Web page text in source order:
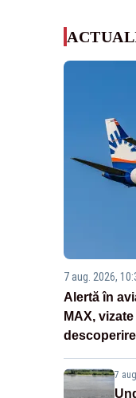
7 aug. 2026,
Alertă în
MAX,
7